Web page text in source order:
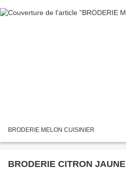
BRODERIE MELON CUISINIER
BRODERIE CITRON JAUNE